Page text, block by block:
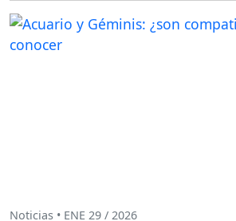
Noticias • ENE 29 / 2026